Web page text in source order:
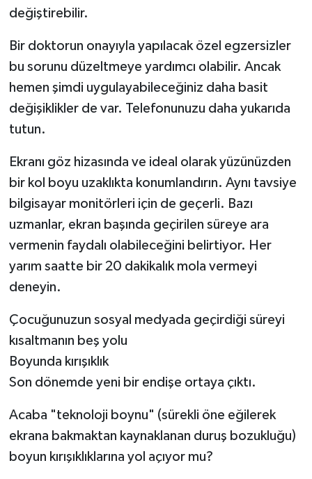
değiştirebilir.
Bir doktorun onayıyla yapılacak özel egzersizler
bu sorunu düzeltmeye yardımcı olabilir. Ancak
hemen şimdi uygulayabileceğiniz daha basit
değişiklikler de var. Telefonunuzu daha yukarıda
tutun.
Ekranı göz hizasında ve ideal olarak yüzünüzden
bir kol boyu uzaklıkta konumlandırın. Aynı tavsiye
bilgisayar monitörleri için de geçerli. Bazı
uzmanlar, ekran başında geçirilen süreye ara
vermenin faydalı olabileceğini belirtiyor. Her
yarım saatte bir 20 dakikalık mola vermeyi
deneyin.
Çocuğunuzun sosyal medyada geçirdiği süreyi
kısaltmanın beş yolu
Boyunda kırışıklık
Son dönemde yeni bir endişe ortaya çıktı.
Acaba "teknoloji boynu" (sürekli öne eğilerek
ekrana bakmaktan kaynaklanan duruş bozukluğu)
boyun kırışıklıklarına yol açıyor mu?